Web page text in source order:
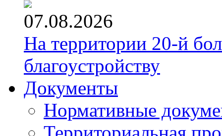
07.08.2026
На территории 20-й
благоустройству
Документы
Нормативные